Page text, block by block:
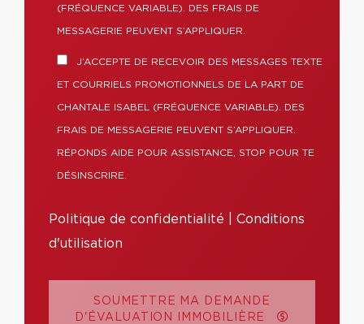
(FRÉQUENCE VARIABLE). DES FRAIS DE
MESSAGERIE PEUVENT S’APPLIQUER.
J’ACCEPTE DE RECEVOIR DES MESSAGES TEXTE
ET COURRIELS PROMOTIONNELS DE LA PART DE
CHANTALE ISABEL (FRÉQUENCE VARIABLE). DES
FRAIS DE MESSAGERIE PEUVENT S’APPLIQUER.
RÉPONDS AIDE POUR ASSISTANCE, STOP POUR TE
DÉSINSCRIRE.
Politique de confidentialité
Conditions
d'utilisation
SOUMETTRE MA DEMANDE
D'ÉVALUATION IMMOBILIÈRE